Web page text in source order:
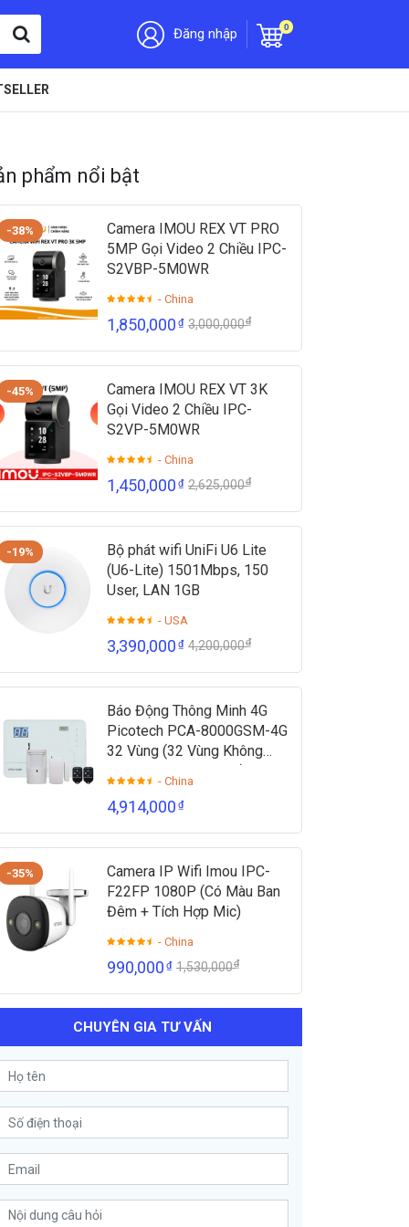
Đăng nhập 0
phẩm nổi bật
-38%
Camera IMOU REX VT PRO
5MP Gọi Video 2 Chiều IPC-
S2VBP-5M0WR
- China
1,850,000₫ 3,000,000₫
-45%
Camera IMOU REX VT 3K
Gọi Video 2 Chiều IPC-
S2VP-5M0WR
- China
1,450,000₫ 2,625,000₫
-19%
Bộ phát wifi UniFi U6 Lite
(U6-Lite) 1501Mbps, 150
User, LAN 1GB
- USA
3,390,000₫ 4,200,000₫
Báo Động Thông Minh 4G
Picotech PCA-8000GSM-4G
32 Vùng (32 Vùng Không
Dây + 2 Vùng Có Dây)
- China
4,914,000₫
-35%
Camera IP Wifi Imou IPC-
F22FP 1080P (Có Màu Ban
Đêm + Tích Hợp Mic)
- China
990,000₫ 1,530,000₫
CHUYÊN GIA TƯ VẤN